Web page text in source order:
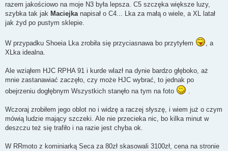
razem jakościowo na moje N3 była lepsza. C5 szczęka większe luzy,
szybka tak jak Maciejka napisał o C4... Lka za małą o wiele, a XL latał
jak żyd po pustym sklepie.
W przypadku Shoeia Lka zrobiła się przyciasnawa bo przytyłem
, a
XLka idealna.
Ale wziąłem HJC RPHA 91 i kurde wlazł na dynie bardzo głęboko, aż
mnie zastanawiać zaczęło, czy może HJC wybrać, to jednak po
obejrzeniu dogłębnym Wszystkich stanęło na tym na foto
.
Wczoraj zrobiłem jego oblot no i widzę a raczej słyszę, i wiem już o czym
mówią ludzie mający szczeki. Ale nie przecieka nic, bo kilka minut w
deszczu też się trafiło i na razie jest chyba ok.
W RRmoto z kominiarką Seca za 80zł skasowali 3100zł, cena na stronie